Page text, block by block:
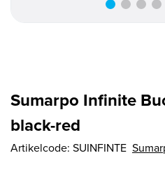
Sumarpo Infinite
black-red
Artikelcode: SUINFINTE